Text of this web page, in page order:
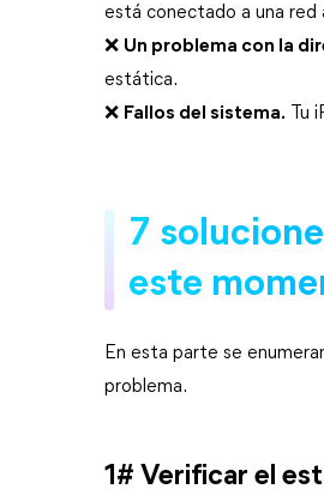
está conectado a una red
❌ Un problema con la
estática.
❌ Fallos del sistema. Tu
7
este
En esta parte se
problema.
1# Verificar el